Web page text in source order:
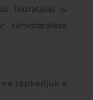
hidratálás is
ne tépkedjük a